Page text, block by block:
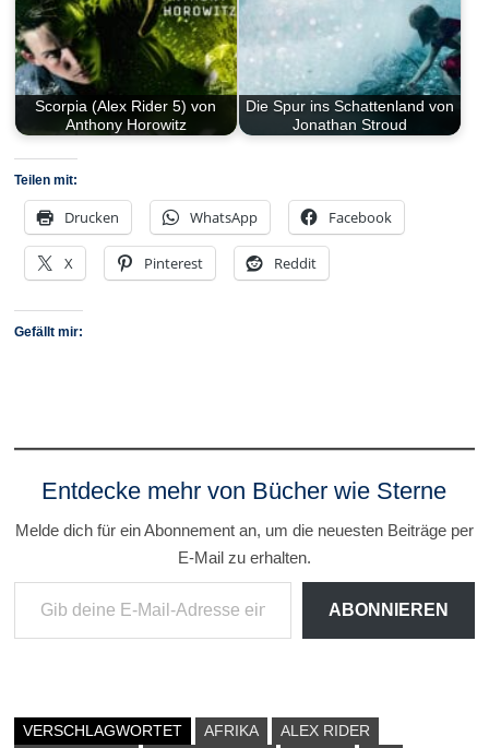
Scorpia (Alex Rider 5) von
Anthony Horowitz
Die Spur ins Schattenland von
Jonathan Stroud
Teilen mit:
Drucken WhatsApp Facebook
X Pinterest Reddit
Gefällt mir:
Entdecke mehr von Bücher wie Sterne
Melde dich für ein Abonnement an, um die neuesten Beiträge per
E-Mail zu erhalten.
Gib deine E-Mail-Adresse ein ...
ABONNIEREN
VERSCHLAGWORTET AFRIKA
ALEX RIDER